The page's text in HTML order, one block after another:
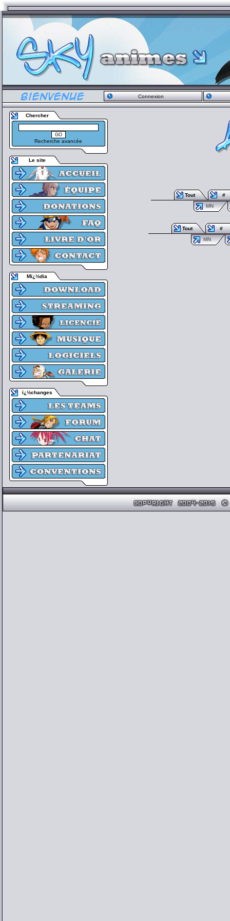
Connexion
Chercher
Recherche avancée
Le site
Mï¿½dia
ï¿½changes
Tout
#
MN
Tout
#
MN